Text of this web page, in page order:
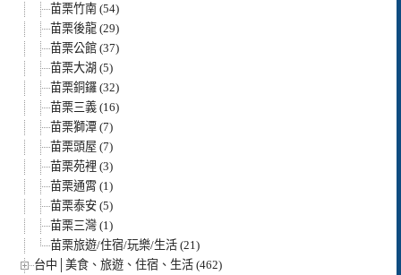
苗栗竹南 (54)
苗栗後龍 (29)
苗栗公館 (37)
苗栗大湖 (5)
苗栗銅鑼 (32)
苗栗三義 (16)
苗栗獅潭 (7)
苗栗頭屋 (7)
苗栗苑裡 (3)
苗栗通霄 (1)
苗栗泰安 (5)
苗栗三灣 (1)
苗栗旅遊/住宿/玩樂/生活 (21)
台中│美食、旅遊、住宿、生活 (462)